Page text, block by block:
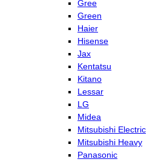
Gree
Green
Haier
Hisense
Jax
Kentatsu
Kitano
Lessar
LG
Midea
Mitsubishi Electric
Mitsubishi Heavy
Panasonic